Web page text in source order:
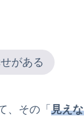
がある
、その「 見え